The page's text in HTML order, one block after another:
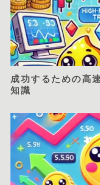
成功するための高
知識